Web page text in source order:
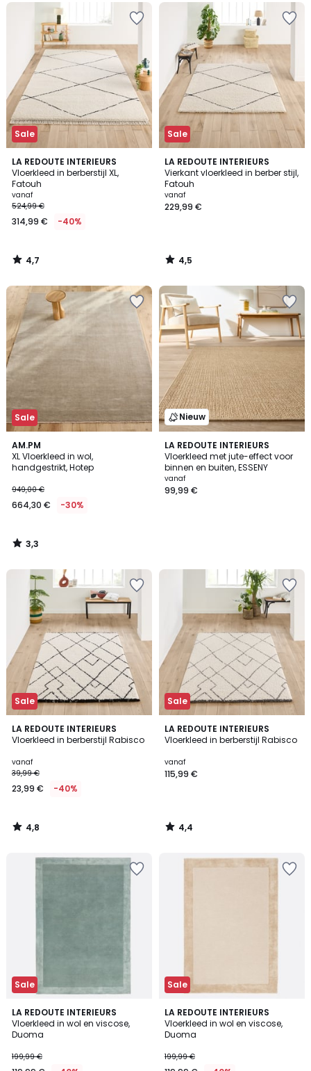
Sale
LA REDOUTE INTERIEURS
Vloerkleed in berberstijl XL,
Fatouh
vanaf
524,99 €
314,99 € -40%
4,7
/ 5
4,7
/
Sale
LA REDOUTE INTERIEURS
Vierkant vloerkleed in berber stijl,
Fatouh
vanaf
229,99 €
4,5
/ 5
4,5
/
Sale
AM.PM
XL Vloerkleed in wol,
handgestrikt, Hotep
949,00 €
664,30 € -30%
3,3
/ 5
3,3
/
Nieuw
LA REDOUTE INTERIEURS
Vloerkleed met jute-effect voor
binnen en buiten, ESSENY
vanaf
99,99 €
Sale
LA REDOUTE INTERIEURS
Vloerkleed in berberstijl Rabisco
vanaf
39,99 €
23,99 € -40%
4,8
/ 5
4,8
/
Sale
LA REDOUTE INTERIEURS
Vloerkleed in berberstijl Rabisco
vanaf
115,99 €
4,4
/ 5
4,4
/
Sale
LA REDOUTE INTERIEURS
Vloerkleed in wol en viscose,
Duoma
199,99 €
4,7
/ 5
2
Kleuren
Sale
LA REDOUTE INTERIEURS
Vloerkleed in wol en viscose,
Duoma
199,99 €
4,7
/ 5